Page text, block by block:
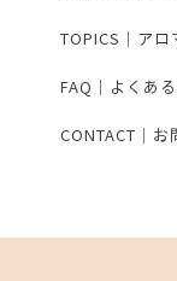
TOPICS｜アロ
FAQ｜よくあ
CONTACT｜お